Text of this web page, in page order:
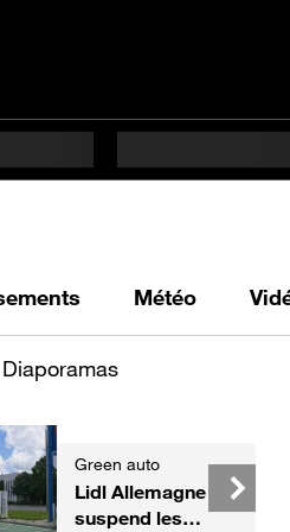
Météo
Diaporamas
Green auto
Lidl Allemagne
suspend les